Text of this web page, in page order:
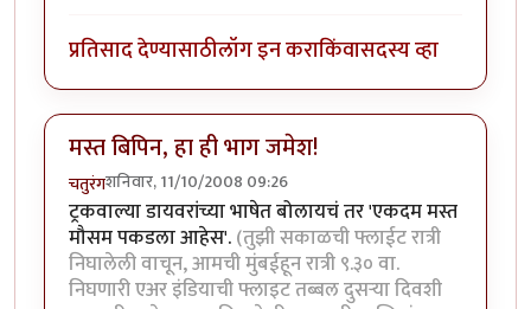
प्रतिसाद देण्यासाठीलॉग इन कराकिंवासदस्य व्हा
मस्त बिपिन, हा ही भाग जमेश!
चतुरंगशनिवार, 11/10/2008 09:26
ट्रकवाल्या डायवरांच्या भाषेत बोलायचं तर 'एकदम मस्त
मौसम पकडला आहेस'.(तुझी सकाळची फ्लाईट रात्री
निघालेली वाचून, आमची मुंबईहून रात्री ९.३० वा.
निघणारी एअर इंडियाची फ्लाइट तब्बल दुसर्‍या दिवशी